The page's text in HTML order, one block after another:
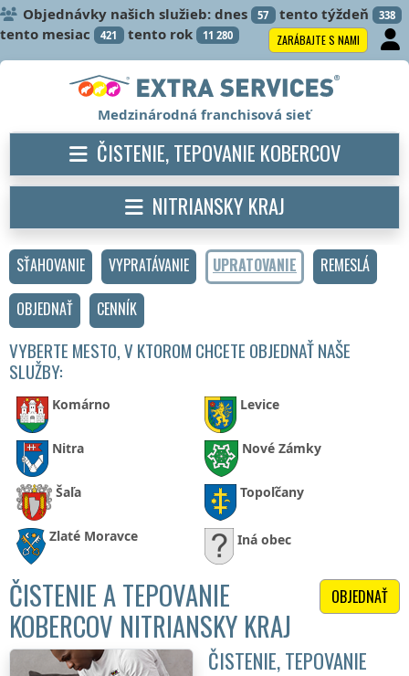
Objednávky našich služieb: dnes 57 tento týždeň 338
tento mesiac 421 tento rok 11 280 ZARÁBAJTE S NAMI
SŤAHOVANIE VYPRATÁVANIE UPRATOVANIE
REMESLÁ
OBJEDNAŤ
CENNÍK
VYBERTE MESTO, V KTOROM CHCETE OBJEDNAŤ NAŠE
SLUŽBY:
Komárno Levice
Nitra Nové Zámky
Šaľa Topoľčany
Zlaté Moravce Iná obec
OBJEDNAŤ
ČISTENIE A TEPOVANIE
KOBERCOV NITRIANSKY KRAJ
ČISTENIE, TEPOVANIE
Medzinárodná franchisová sieť
ČISTENIE, TEPOVANIE KOBERCOV
NITRIANSKY KRAJ